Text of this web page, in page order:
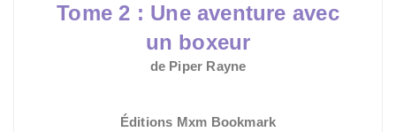
Tome 2 : Une aventure avec
un boxeur
de Piper Rayne